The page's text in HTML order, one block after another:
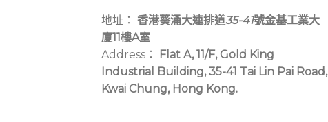
地址： 香港葵涌大連排道35-41號金基工業大
廈11樓A室
Address：
Flat A, 11/F, Gold King
Industrial Building, 35-41 Tai Lin Pai Road,
Kwai Chung, Hong Kong.